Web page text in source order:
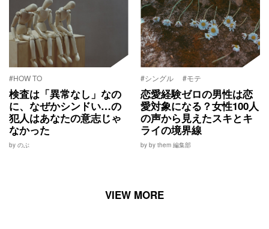
#HOW TO
検査は「異常なし」なの
に、なぜかシンドい…の
犯人はあなたの意志じゃ
なかった
by のぶ
#シングル #モテ
恋愛経験ゼロの男性は恋
愛対象になる？女性100人
の声から見えたスキとキ
ライの境界線
by by them 編集部
VIEW MORE